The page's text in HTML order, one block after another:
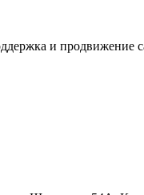
и продвижение